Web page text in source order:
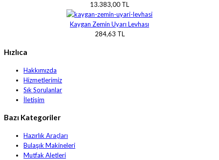
13.383,00 TL
Kaygan Zemin Uyarı Levhası
284,63 TL
Hızlıca
Hakkımızda
Hizmetlerimiz
Sık Sorulanlar
İletişim
Bazı Kategoriler
Hazırlık Araçları
Bulaşık Makineleri
Mutfak Aletleri